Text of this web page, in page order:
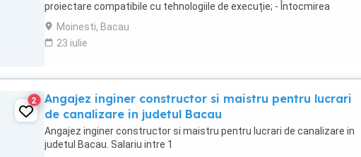
proiectare compatibile cu tehnologiile de execuție; - Întocmirea
antemăsurătoare, schema izometrica, ...
Moinesti, Bacau
23 iulie
2
Angajez inginer constructor si maistru pentru lucrari
de canalizare in judetul Bacau
Angajez inginer constructor si maistru pentru lucrari de canalizare in
judetul Bacau. Salariu intre 1